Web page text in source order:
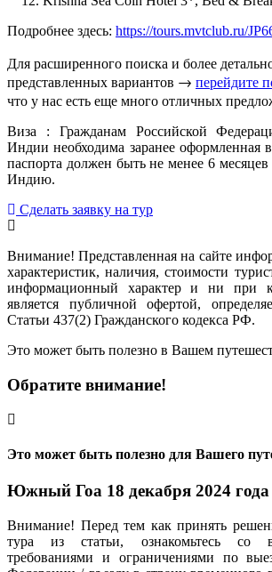
Подробнее здесь: https://tours.mvtclub.ru/
Для расширенного поиска и более
представленных вариантов → перейдите
что у нас есть еще много отличных
Виза : Гражданам Российской
Индии необходима заранее оформленная
паспорта должен быть не менее 6
Индию.
Сделать заявку на тур
Внимание! Представленная на сайте
характеристик, наличия, стоимости
информационный характер и ни при
является публичной офертой,
Статьи 437(2) Гражданского кодекса РФ.
Это может быть полезно в Вашем
Обратите внимание!
Это может быть полезно для Вашего
Южный Гоа 18 декабря 2024 года
Внимание! Перед тем как принять
тура из статьи, ознакомьтесь со
требованиями и ограничениями по